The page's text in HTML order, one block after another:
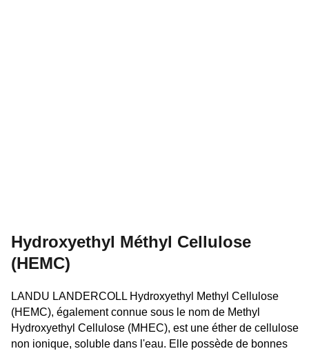
Hydroxyethyl Méthyl Cellulose
(HEMC)
LANDU LANDERCOLL Hydroxyethyl Methyl Cellulose
(HEMC), également connue sous le nom de Methyl
Hydroxyethyl Cellulose (MHEC), est une éther de cellulose
non ionique, soluble dans l'eau. Elle possède de bonnes